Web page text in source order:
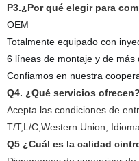
P3.¿Por qué elegir para
OEM
Totalmente equipado con
6 líneas de montaje y de
Confiamos en nuestra
Q4. ¿Qué servicios ofrecen?
Acepta las condiciones de
T/T,L/C,Western Union;
Q5 ¿Cuál es la calidad